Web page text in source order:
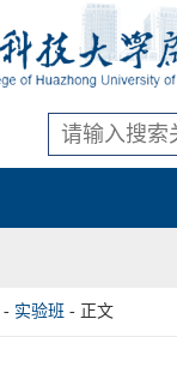
- 实验班 - 正文